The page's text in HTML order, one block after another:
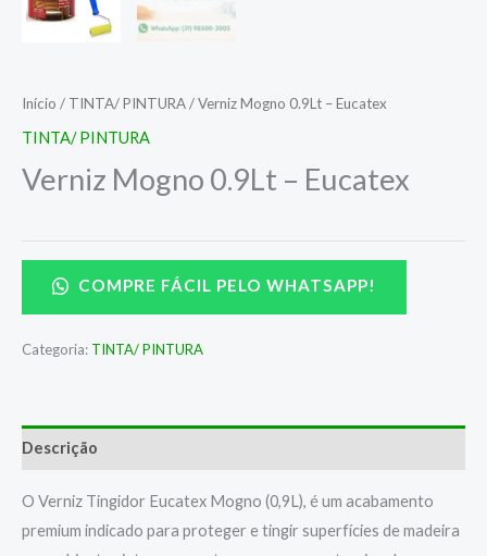
Início / TINTA/ PINTURA/ Verniz Mogno 0.9Lt – Eucatex
TINTA/ PINTURA
Verniz Mogno 0.9Lt – Eucatex
COMPRE FÁCIL PELO WHATSAPP!
Categoria: TINTA/ PINTURA
Descrição
O Verniz Tingidor Eucatex Mogno (0,9L), é um acabamento
premium indicado para proteger e tingir superfícies de madeira